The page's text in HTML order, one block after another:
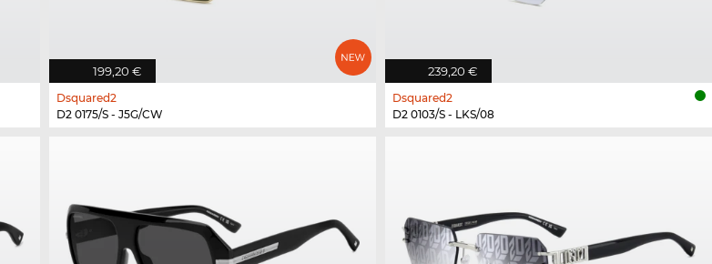
199,20 €
Dsquared2
D2 0175/S - J5G/CW
239,20 €
Dsquared2
D2 0103/S - LKS/08